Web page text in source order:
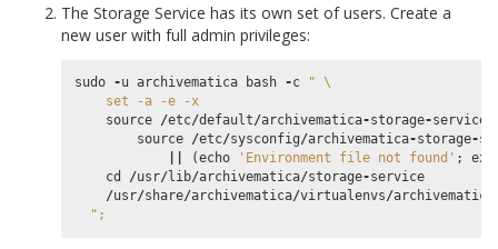
The Storage Service has its own set of users. Create a
new user with full admin privileges:
sudo -u archivematica bash -c " \
    set -a -e -x
source /etc/default/archivematica-storage-service
source /etc/sysconfig/archivematica-storage-
(echo 'Environment file not found' ;
cd
/usr/lib/archivematica/storage-service
/usr/share/archivematica/virtualenvs/archivematica
";